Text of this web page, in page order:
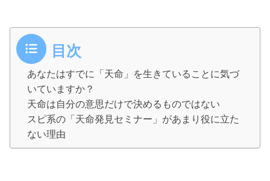
目次
あなたはすでに「天命」を生きていることに気づ
いていますか？
天命は自分の意思だけで決めるものではない
スピ系の「天命発見セミナー」があまり役に立た
ない理由